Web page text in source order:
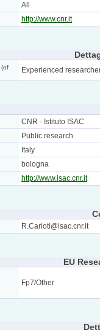
All
http://www.cnr.it
(of
Experienced
CNR - Istituto ISAC
Public research
Italy
bologna
http://www.isac.cnr.it
R.Carioti@isac.cnr.it
EU
Fp7/Other